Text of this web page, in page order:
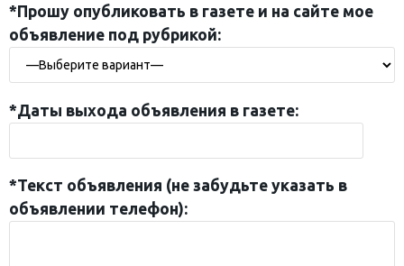
*Прошу опубликовать в газете и на сайте мое
объявление под рубрикой:
*Даты выхода объявления в газете:
*Текст объявления (не забудьте указать в
объявлении телефон):